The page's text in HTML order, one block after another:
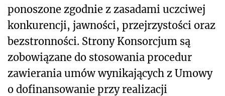
ponoszone zgodnie z zasadami uczciwej
konkurencji, jawności, przejrzystości oraz
bezstronności. Strony Konsorcjum są
zobowiązane do stosowania procedur
zawierania umów wynikających z Umowy
o dofinansowanie przy realizacji